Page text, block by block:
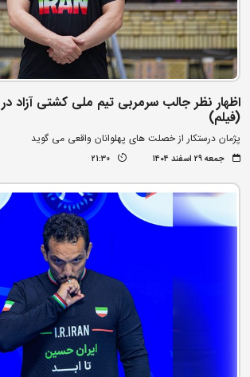
اظهار نظر جالب سرمربی تیم ملی کشتی آزاد در
(فیلم)
پژمان درستکار از خصلت های پهلوانان واقعی می گوید
جمعه ۲۹ اسفند ۱۴۰۴ 21:30